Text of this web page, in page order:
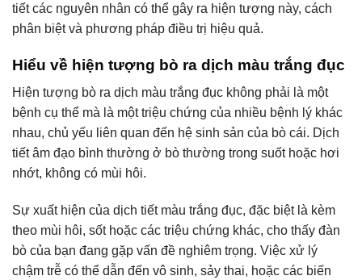
tiết các nguyên nhân có thể gây ra hiện tượng này, cách
phân biệt và phương pháp điều trị hiệu quả.
Hiểu về hiện tượng bò ra dịch màu trắng đục
Hiện tượng bò ra dịch màu trắng đục không phải là một
bệnh cụ thể mà là một triệu chứng của nhiều bệnh lý khác
nhau, chủ yếu liên quan đến hệ sinh sản của bò cái. Dịch
tiết âm đạo bình thường ở bò thường trong suốt hoặc hơi
nhớt, không có mùi hôi.
Sự xuất hiện của dịch tiết màu trắng đục, đặc biệt là kèm
theo mùi hôi, sốt hoặc các triệu chứng khác, cho thấy đàn
bò của bạn đang gặp vấn đề nghiêm trọng. Việc xử lý
chậm trễ có thể dẫn đến vô sinh, sảy thai, hoặc các biến